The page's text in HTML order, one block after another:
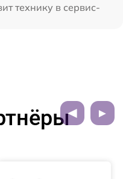
технику в сервис-